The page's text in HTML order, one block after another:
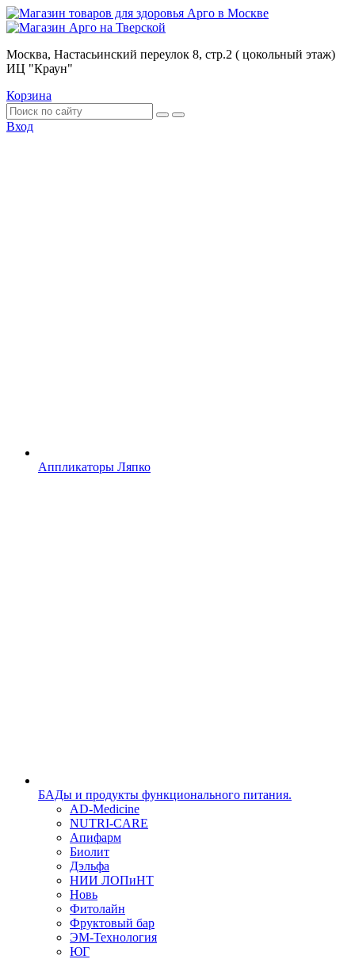
Москва, Настасьинский переулок 8, стр.2 ( цокольный этаж)
ИЦ "Краун"
Корзина
Вход
Аппликаторы Ляпко
БАДы и продукты функционального питания.
AD-Medicine
NUTRI-CARE
Апифарм
Биолит
Дэльфа
НИИ ЛОПиНТ
Новь
Фитолайн
Фруктовый бар
ЭМ-Технология
ЮГ